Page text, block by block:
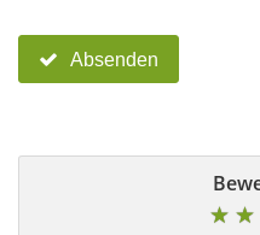
Absenden
★
★